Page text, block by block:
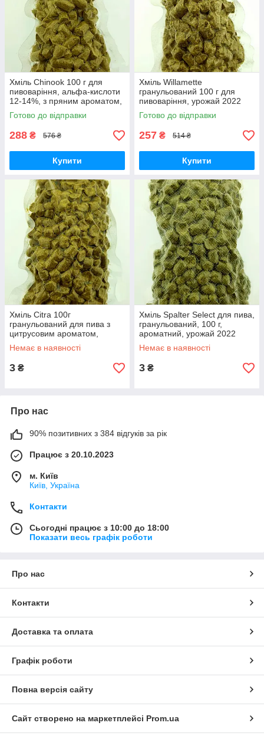
Хміль Chinook 100 г для
пивоваріння, альфа-кислоти
12-14%, з пряним ароматом,
США
Готово до відправки
288 ₴ 576 ₴
Купити
Хміль Willamette
гранульований 100 г для
пивоваріння, урожай 2022
року, США, вакуумна
упаковка
Готово до відправки
257 ₴ 514 ₴
Купити
Хміль Citra 100г
гранульований для пива з
цитрусовим ароматом,
урожай 2022 року, США
Немає в наявності
3 ₴
Хміль Spalter Select для пива,
гранульований, 100 г,
ароматний, урожай 2022
року, Німеччина
Немає в наявності
3 ₴
Про нас
90% позитивних з 384 відгуків за рік
Працює з 20.10.2023
м. Київ
Київ, Україна
Контакти
Сьогодні працює з 10:00 до 18:00
Показати весь графік роботи
Про нас
Контакти
Доставка та оплата
Графік роботи
Повна версія сайту
Сайт створено на маркетплейсі Prom.ua